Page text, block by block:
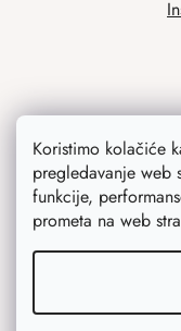
Koristimo kolačiće
pregledavanje web
funkcije,
prometa na web
Ono